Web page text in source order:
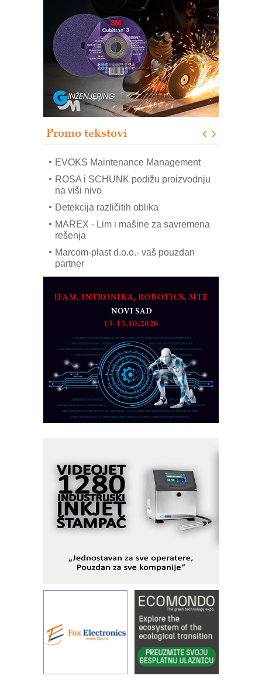
Promo tekstovi
Trajna oznaka kao dugoročna korist
Bezbednost na prvom mestu!
IB BLUMENAUER - više od 40 godina
poverenja u industriji
RMQ-TITAN ADVANCED INDICATOR
– Pametna signalizacija za efikasnije
upravljanje mašinama
Sigurnije ispitivanje transformatora u
solarnim elektranama i vetroparkovima
EVOKS Maintenance Management
ROSA i SCHUNK podižu proizvodnju
na viši nivo
Detekcija različitih oblika
MAREX - Lim i mašine za savremena
rešenja
Marcom-plast d.o.o.- vaš pouzdan
partner
obradu!
Razvoj asortimanskog pravca MINI-
PLC AKYTEC
AUKOM: Svetski standard metrologije
dostupan u Srbiji
MOTOMAN – NEXT-Robotika vođena
veštačkom inteligencijom
I.SAFE MOBILE revolucioniše
industrijsku automatizaciju
pionirskimmobile operator PANEL-OM
KIP KOP – napredna rešenja za
savremene industrijske i logističke
objekte
Alba d.o.o. – 35 godina preciznosti u
metrologiji i pametnim dozirnim
rešenjima
STAUFF – Komponente koje
sistema
YAMADA pumpe – japanska
pouzdanost u transferu fluida
Filtration Group Industrial – Napredna
rešenja za filtraciju u hidrauličkim i
procesnim sistemima
Art Utopia Studio – vizuelne priče